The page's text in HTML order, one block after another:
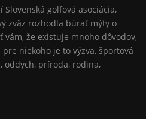
Slovenská golfová asociácia,
zväz rozhodla búrať mýty o
vám, že existuje mnoho dôvodov,
niekoho je to výzva, športová
oddych, príroda, rodina,